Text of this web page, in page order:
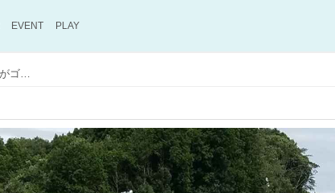
EVENT PLAY
倒木、土砂崩れ、コース内に「池」が出現……台風15号がゴルフ場に残した爪あと